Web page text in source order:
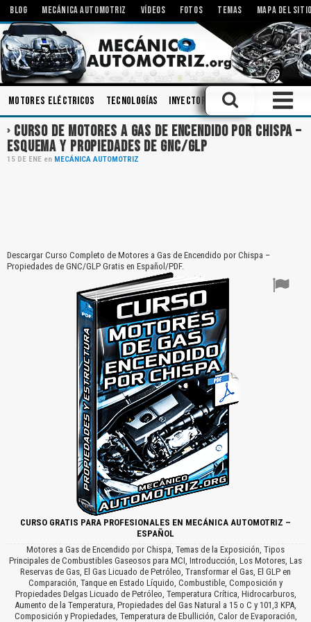
BLOG MECÁNICA AUTOMOTRIZ VÍDEOS FOTOS TEMAS MAPA DEL
Motores Eléctricos Tecnologías Inyectores Rodamientos
CURSO DE MOTORES A GAS DE ENCENDIDO POR CHISPA –
ESQUEMA Y PROPIEDADES DE GNC/GLP
15 DE ENE en MECÁNICA AUTOMOTRIZ
Descargar Curso Completo de Motores a Gas de Encendido por Chispa –
Propiedades de GNC/GLP Gratis en Español/PDF.
CURSO GRATIS PARA PROFESIONALES EN MECÁNICA AUTOMOTRIZ –
ESPAÑOL
Motores a Gas de Encendido por Chispa, Temas de la Exposición, Tipos
Principales de Combustibles Gaseosos para MCI, Introducción, Los Motores, Las
Reservas de Gas, El Gas Licuado de Petróleo, Transformar el Gas, El GLP en
Comparación, Tanque en Estado Líquido, Combustible, Composición y
Propiedades Delgas Licuado de Petróleo, Temperatura Crítica, Hidrocarburos,
Aumento de la Temperatura, Propiedades del Gas Natural a 15 o C y 101,3 KPA,
Composición y Propiedades, Temperatura de Ebullición, Calor de Evaporación,